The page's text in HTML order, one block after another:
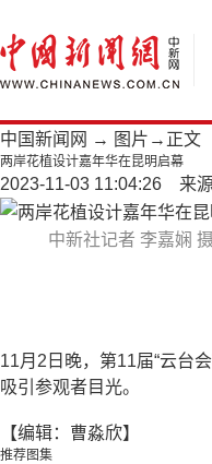
中国新闻网 → 图片 →正文
两岸花植设计嘉年华在昆明启幕
2023-11-03 11:04:26 来源
中新社记者 李嘉娴
11月2日晚，第11届“云台
吸引参观者目光。
【编辑：曹淼欣】
推荐图集